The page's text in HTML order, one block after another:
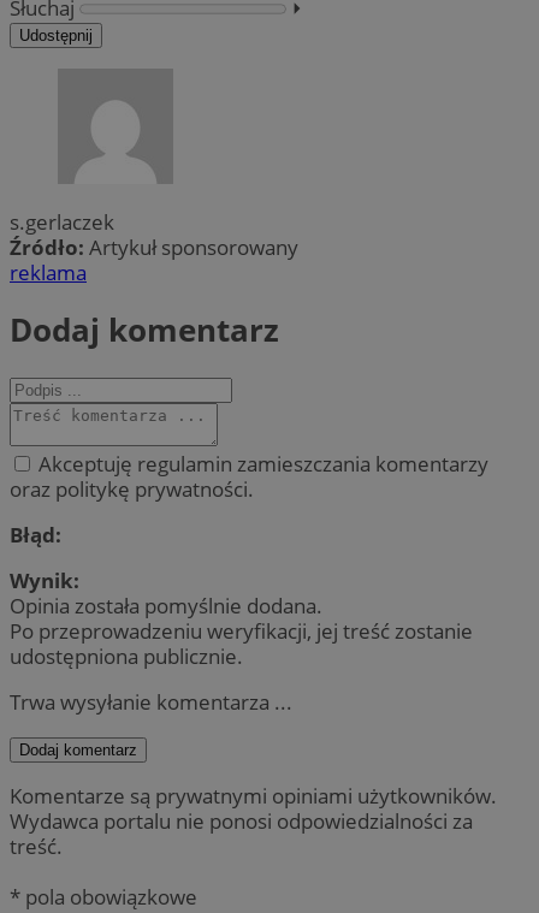
Słuchaj ⏵︎
Udostępnij
s.gerlaczek
Źródło: Artykuł sponsorowany
reklama
Dodaj komentarz
Akceptuję regulamin zamieszczania komentarzy
oraz politykę prywatności.
Błąd:
Wynik:
Opinia została pomyślnie dodana.
Po przeprowadzeniu weryfikacji, jej treść zostanie
udostępniona publicznie.
Trwa wysyłanie komentarza ...
Dodaj komentarz
Komentarze są prywatnymi opiniami użytkowników.
Wydawca portalu nie ponosi odpowiedzialności za
treść.
* pola obowiązkowe